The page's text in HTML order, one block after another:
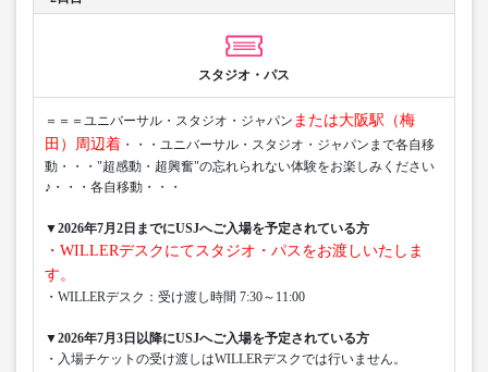
スタジオ・パス
＝＝＝ユニバーサル・スタジオ・ジャパン または大阪駅（梅
田）周辺着 ・・・ユニバーサル・スタジオ・ジャパンまで各自移
動・・・"超感動・超興奮"の忘れられない体験をお楽しみください
♪・・・各自移動・・・
▼2026年7月2日までにUSJへご入場を予定されている方
・WILLERデスクにてスタジオ・パスをお渡しいたしま
す。
・WILLERデスク：受け渡し時間 7:30～11:00
▼2026年7月3日以降にUSJへご入場を予定されている方
・入場チケットの受け渡しはWILLERデスクでは行いません。